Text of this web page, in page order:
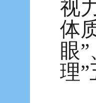
视
体
眼
理